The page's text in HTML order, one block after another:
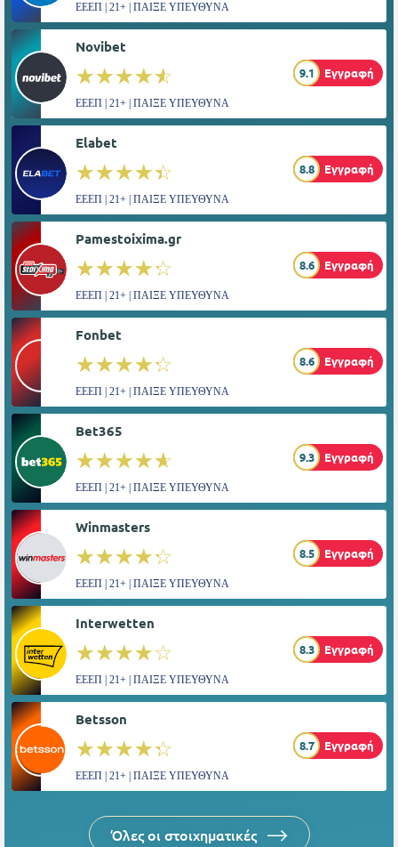
ΕΕΕΠ | 21+ | ΠΑΙΞΕ ΥΠΕΥΘΥΝΑ
Novibet
☆☆☆☆☆
★★★★★ 9.1 Εγγραφή
ΕΕΕΠ | 21+ | ΠΑΙΞΕ ΥΠΕΥΘΥΝΑ
Elabet
☆☆☆☆☆
★★★★★ 8.8 Εγγραφή
ΕΕΕΠ | 21+ | ΠΑΙΞΕ ΥΠΕΥΘΥΝΑ
Pamestoixima.gr
☆☆☆☆☆
★★★★★ 8.6 Εγγραφή
ΕΕΕΠ | 21+ | ΠΑΙΞΕ ΥΠΕΥΘΥΝΑ
Fonbet
☆☆☆☆☆
★★★★★ 8.6 Εγγραφή
ΕΕΕΠ | 21+ | ΠΑΙΞΕ ΥΠΕΥΘΥΝΑ
Bet365
☆☆☆☆☆
★★★★★ 9.3 Εγγραφή
ΕΕΕΠ | 21+ | ΠΑΙΞΕ ΥΠΕΥΘΥΝΑ
Winmasters
☆☆☆☆☆
★★★★★ 8.5 Εγγραφή
ΕΕΕΠ | 21+ | ΠΑΙΞΕ ΥΠΕΥΘΥΝΑ
Interwetten
☆☆☆☆☆
★★★★★ 8.3 Εγγραφή
ΕΕΕΠ | 21+ | ΠΑΙΞΕ ΥΠΕΥΘΥΝΑ
Betsson
☆☆☆☆☆
★★★★★ 8.7 Εγγραφή
ΕΕΕΠ | 21+ | ΠΑΙΞΕ ΥΠΕΥΘΥΝΑ
Όλες οι στοιχηματικές